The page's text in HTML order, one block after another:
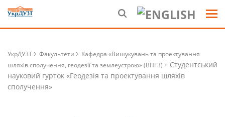
УкрДУЗТ Факультети
Кафедра «Вишукувань та проектування
шляхів сполучення, геодезії та землеустрою» (ВПГЗ)
Студентський
науковий гурток «Геодезія та проектування шляхів
сполучення»